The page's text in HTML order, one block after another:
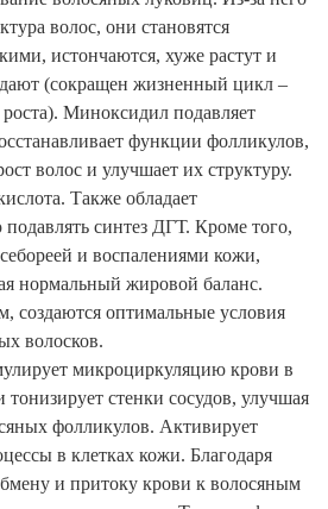
волос, они становятся
истончаются, хуже растут и
(сокращен жизненный цикл –
роста). Миноксидил подавляет
функции фолликулов,
волос и улучшает их структуру.
Также обладает
подавлять синтез ДГТ. Кроме того,
и воспалениями кожи,
нормальный жировой баланс.
создаются оптимальные условия
волосков.
микроциркуляцию крови в
тонизирует стенки сосудов, улучшая
фолликулов. Активирует
в клетках кожи. Благодаря
и притоку крови к волосяным